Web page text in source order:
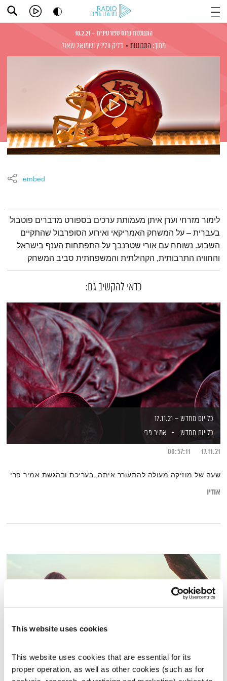
This website uses cookies
This website uses cookies that are essential for its
proper operation, as well as other cookies (such as for
התבוננות ברוח ספורטיבית – 10.2.21
מתוך: התבוננות דליק ווליניץ ושמואל שאול
embed
תמצית הפודקאסט
לימור מזרחי וערן איתן מעמותת ערכים בספורט מדברים פוטבול
בעברית – על המשחק האמריקאי ואירוע הסופרבול שהתקיים
השבוע. נשוחח עם אורי שטרנבך על התפתחות הענף בישראל
והחוויה התרבותית, הקהילתית והמשפחתית סביב המשחק
כדאי להקשיב גם:
כל יום מחדש – 17.11.21
כל יום מחדש
אמיר פרי
17.11.21
00:57:11
שעה של מוזיקה מעולה להתעורר איתה, בעריכת ובהגשת אמיר פרי
אודיו
ספרים – חלק ב'